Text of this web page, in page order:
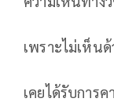
เพราะไม่เห็น
เคยได้รับการ